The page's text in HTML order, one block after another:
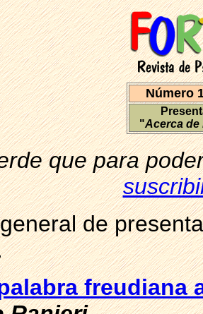
Número
"Acerca de
que para
de
freudiana